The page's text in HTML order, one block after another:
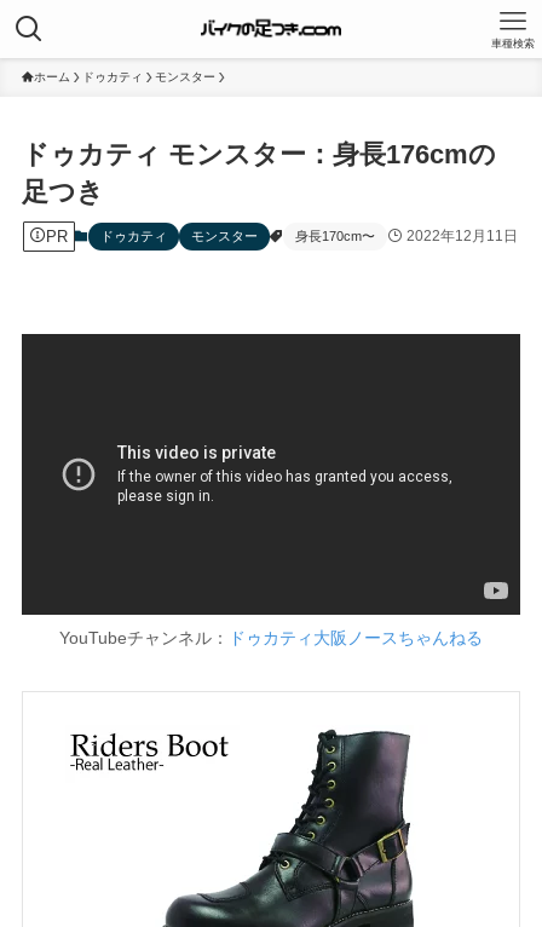
車種検索
ホーム ドゥカティ モンスター
ドゥカティ モンスター：身長176cmの
足つき
PR ドゥカティ モンスター 身長170cm〜 2022年12月11日
YouTubeチャンネル： ドゥカティ大阪ノースちゃんねる